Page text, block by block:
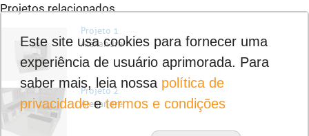
Projetos relacionados
Projeto 1
Alexandre
Projeto 2
Alexandre
Este site usa cookies para fornecer uma
experiência de usuário aprimorada. Para
saber mais, leia nossa política de
privacidadeetermos e condições